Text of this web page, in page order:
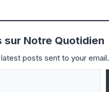
sur Notre Quotidien
posts sent to your email.